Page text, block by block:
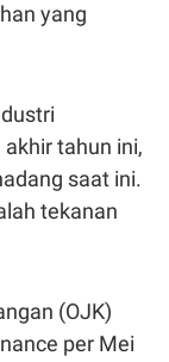
yang
tahun ini,
saat ini.
tekanan
(OJK)
per Mei